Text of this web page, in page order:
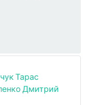
Тарас
Дмитрий